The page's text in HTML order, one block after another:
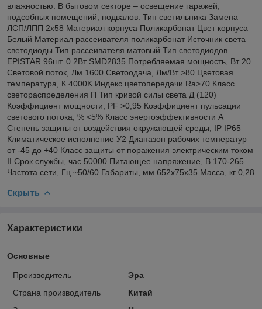
влажностью. В бытовом секторе – освещение гаражей,
подсобных помещений, подвалов. Тип светильника Замена
ЛСП/ЛПП 2х58 Материал корпуса Поликарбонат Цвет корпуса
Белый Материал рассеивателя поликарбонат Источник света
светодиоды Тип рассеивателя матовый Тип светодиодов
EPISTAR 96шт. 0.2Вт SMD2835 Потребляемая мощность, Вт 20
Световой поток, Лм 1600 Светоодача, Лм/Вт >80 Цветовая
температура, К 4000K Индекс цветопередачи Ra>70 Класс
светораспределения П Тип кривой силы света Д (120)
Коэффициент мощности, PF >0,95 Коэффициент пульсации
светового потока, % <5% Класс энергоэффективности А
Степень защиты от воздействия окружающей среды, IP IP65
Климатическое исполнение У2 Диапазон рабочих температур
от -45 до +40 Класс защиты от поражения электрическим током
II Срок службы, час 50000 Питающее напряжение, В 170-265
Частота сети, Гц ~50/60 Габариты, мм 652х75х35 Масса, кг 0,28
Скрыть
Характеристики
Основные
Производитель
Эра
Страна производитель
Китай